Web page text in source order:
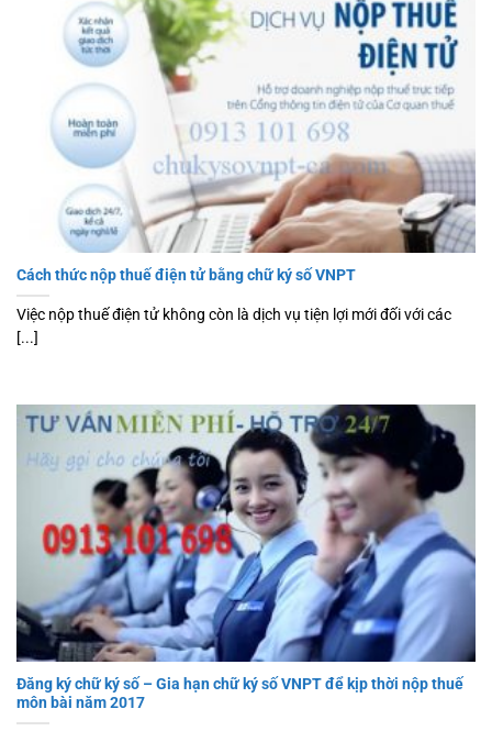
Cách thức nộp thuế điện tử bằng chữ ký số VNPT
Việc nộp thuế điện tử không còn là dịch vụ tiện lợi mới đối với các
[...]
Đăng ký chữ ký số – Gia hạn chữ ký số VNPT để kịp thời nộp thuế
môn bài năm 2017